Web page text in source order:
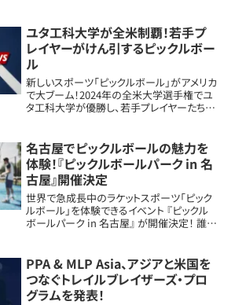
勝ちにつなげます。なぜ“セカンドチャンス...
ユタ工科大学が全米制覇！若手プ
レイヤーがけん引するピックルボー
ル
新しいスポーツ「ピックルボール」がアメリカ
で大ブーム！2024年の全米大学選手権でユ
タ工科大学が優勝し、若手プレイヤーたちの
選手権の激闘をたっぷり紹介します！若...
名古屋でピックルボールの魅力を
体験！『ピックルボールパーク in 名
古屋』開催決定
世界で急成長中のラケットスポーツ「ピック
ルボール」を体験できるイベント 『ピックル
ボールパーク in 名古屋』 が開催決定！ 誰で
会です。イベント概要開催日程：2...
PPA & MLP Asia、アジアと米国を
つなぐトレイルブレイザーズ・プロ
グラムを発表！